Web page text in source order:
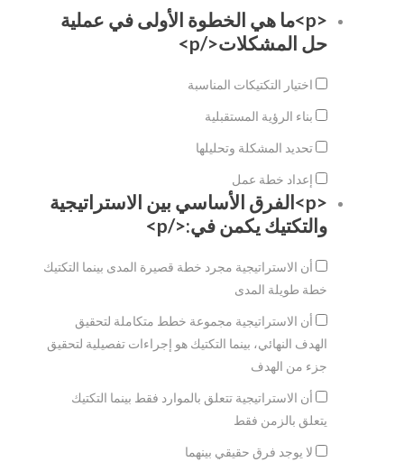
<p>ما هي الخطوة الأولى في عملية
حل المشكلات</p>
اختيار التكتيكات المناسبة
بناء الرؤية المستقبلية
تحديد المشكلة وتحليلها
إعداد خطة عمل
<p>الفرق الأساسي بين الاستراتيجية
والتكتيك يكمن في:</p>
أن الاستراتيجية مجرد خطة قصيرة المدى بينما التكتيك
خطة طويلة المدى
أن الاستراتيجية مجموعة خطط متكاملة لتحقيق
الهدف النهائي، بينما التكتيك هو إجراءات تفصيلية لتحقيق
جزء من الهدف
أن الاستراتيجية تتعلق بالموارد فقط بينما التكتيك
يتعلق بالزمن فقط
لا يوجد فرق حقيقي بينهما